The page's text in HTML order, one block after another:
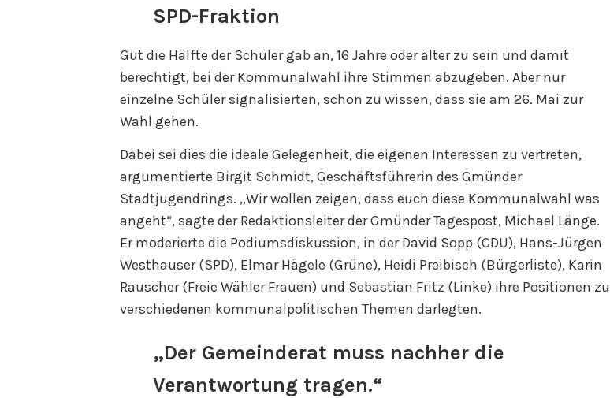
SPD-Fraktion
Gut die Hälfte der Schüler gab an, 16 Jahre oder älter zu sein und damit
berechtigt, bei der Kommunalwahl ihre Stimmen abzugeben. Aber nur
einzelne Schüler signalisierten, schon zu wissen, dass sie am 26. Mai zur
Wahl gehen.
Dabei sei dies die ideale Gelegenheit, die eigenen Interessen zu vertreten,
argumentierte Birgit Schmidt, Geschäftsführerin des Gmünder
Stadtjugendrings. „Wir wollen zeigen, dass euch diese Kommunalwahl was
angeht“, sagte der Redaktionsleiter der Gmünder Tagespost, Michael Länge.
Er moderierte die Podiumsdiskussion, in der David Sopp (CDU), Hans-Jürgen
Westhauser (SPD), Elmar Hägele (Grüne), Heidi Preibisch (Bürgerliste), Karin
Rauscher (Freie Wähler Frauen) und Sebastian Fritz (Linke) ihre Positionen zu
verschiedenen kommunalpolitischen Themen darlegten.
„Der Gemeinderat muss nachher die
Verantwortung tragen.“